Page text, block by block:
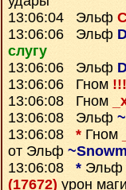
13:06:04 Эльф
13:06:06 Эльф
слугу
13:06:06 Эльф
13:06:06 Гном
13:06:08 Гном
13:06:08 Эльф
13:06:08 * Гном
от Эльф
13:06:08 * Эльф
(17672) урон